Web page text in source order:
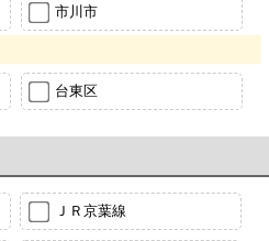
市川市
台東区
ＪＲ京葉線